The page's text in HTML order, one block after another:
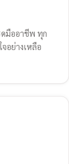
มืออาชีพ ทุก
อย่างเหลือ